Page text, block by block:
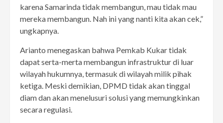
karena Samarinda tidak membangun, mau tidak mau
mereka membangun. Nah ini yang nanti kita akan cek,”
ungkapnya.
Arianto menegaskan bahwa Pemkab Kukar tidak
dapat serta-merta membangun infrastruktur di luar
wilayah hukumnya, termasuk di wilayah milik pihak
ketiga. Meski demikian, DPMD tidak akan tinggal
diam dan akan menelusuri solusi yang memungkinkan
secara regulasi.